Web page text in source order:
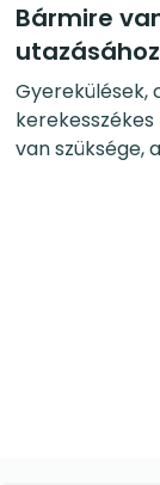
Bármire
utazásához
Gyerekülések,
van szüksége,